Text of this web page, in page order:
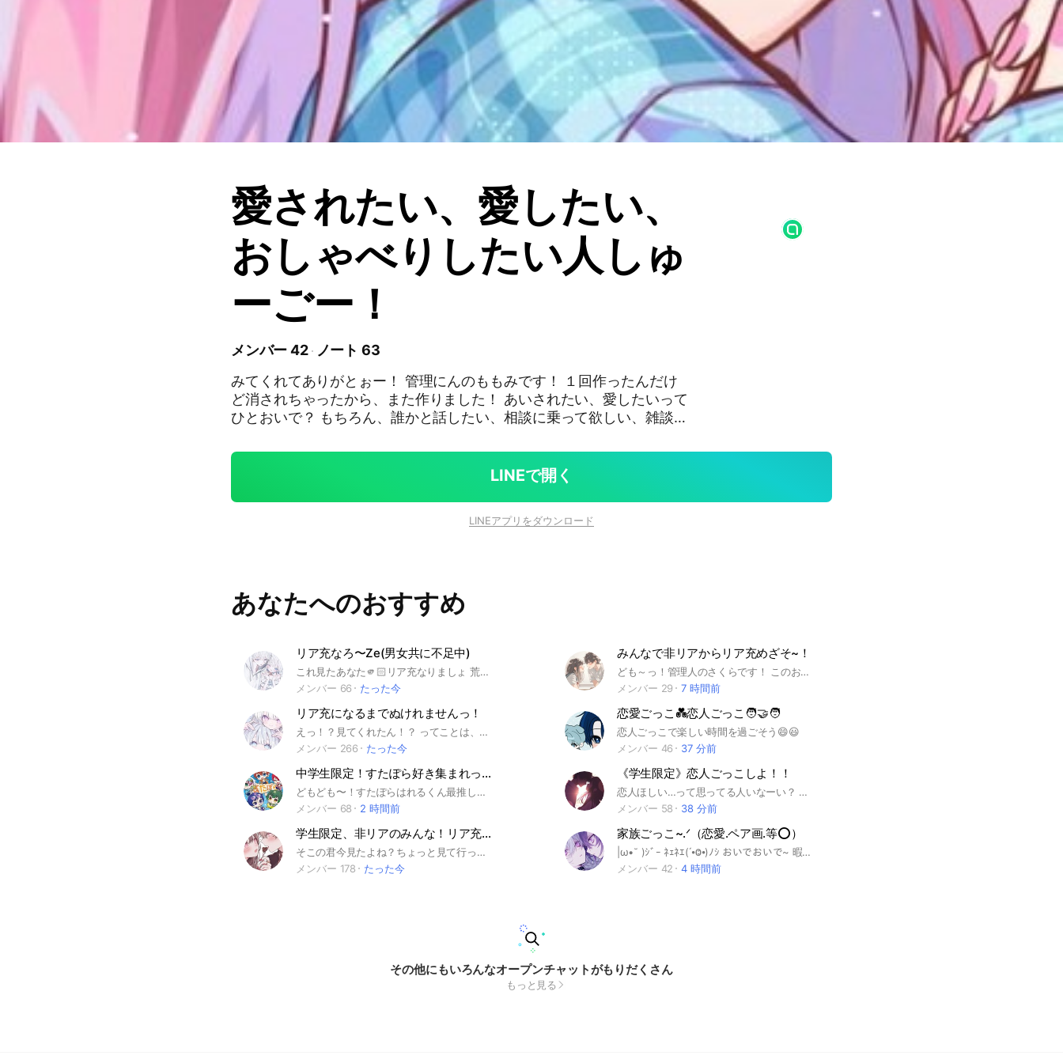
愛されたい、愛したい、
おしゃべりしたい人しゅ
ーごー！
メンバー 42
ノート 63
みてくれてありがとぉー！ 管理にんのももみです！ １回作ったんだけ
ど消されちゃったから、また作りました！ あいされたい、愛したいって
ひとおいで？ もちろん、誰かと話したい、相談に乗って欲しい、雑談し
重も大大大歓迎！ 望むなら、ライトもやるよー！ 体験〇だから、気軽
に来てね！ 即抜けは、なるべく、やめて欲しいな、、 親バレとかは仕
LINEで開く
LINEアプリをダウンロード
あなたへのおすすめ
リア充なろ〜Ze(男女共に不足中)
これ見たあなた🫵🏻リア充なりましょ 荒らさなければ大体OK ライトはほぼ毎日する予定
メンバー 66
たった今
みんなで非リアからリア充めざそ~！
ども～っ！管理人のさくらです！ このおぷでリア充ならない っ？！ このおぷではみんなで雑談したり恋バナしたりしてリア充目指 すおぷだよ～っ！ ペア画したい人もおいで~！ とにかく！みんなおいで~！中で待ってるね！
メンバー 29
7 時間前
リア充になるまでぬけれませんっ！
えっ！？見てくれたん！？ ってことは、リア充なりなりたいひとっ！？私たちと、一緒にリア充めざそー！ 相談も、もちろんOK！！ それと、ここちゃんと付き合えるよ！ルーレットできめれるし！ かもぉーん！ まってるよー！最後まで見てくれたら入ってくれねっ！？ 承認めっちゃ早いよ笑笑笑笑
メンバー 266
たった今
恋愛ごっこ💑恋人ごっこ🧑‍🤝‍🧑
恋人ごっこで楽しい時間を過ごそう😄😃
メンバー 46
37 分前
中学生限定！すたぽら好き集まれっ！！！ 蒼穹会傘下
どもども〜！すたぽらはれるくん最推しだけれど箱推しのれのんです！！ 入る前に、ここの説明を最後までよく読んで下さい！！！！！ れのんは同担さんとか全然大歓迎ですのでたくさん語りましょ！！ でも同担拒否さん注意です！ 他にも、相談とか、雑談とか、イラスト見せ合いとか、色々色々やっていきます！！ ここでのルール！！ アイコンは公式様や他の方が描いたイラスト等でなければなんでもいいです！ですが不快に思う方がいる場合は、アイコン変更をお願いするかもしれません！ 公式ルールは守りましょう！（これ大事！！） （すたぽら公式アイコンフレームや自分が持っているグッズの写真等のアイコンは大丈夫です！！） 名前は 例:ゆうな 等でお願いします！ 例:れる組のあんな 等、すたぽらメンバー様のお名前等が入っているお名前はやめて下さい！！！！ （絵文字は大丈夫です！） 暴言、荒らし、下ネタ禁止！！見つけた場合強制退会まで進んでしまう可能性があります！ タメ口OK！ 呼び捨てで呼んでも大丈夫か教えてくれると嬉しいです！（呼び捨てで呼ぶことが多いので…） 入っていいのは中学生のみ！ここ大事！ 見る専とか聞く専（？）OKです！ 高浮上さんも低浮上さんもすたぽら様を推しているならじゃんじゃん来て！！！ サブトークルームに入ってもOK！でもメイントークルームには入ること！ あ、男女関係ないからみんな入っていいよ！ 自己紹介は入ったらできるだけすぐに書いてください！ノートにです！ あとれのんは参加承認が早かったり遅かったり不安定なので把握よろです！遅くても怒らないで… （れのんが部活の時は副官の方が代わりに承認してくれます！！部活とかで難しいことあるかもだけれど！） 個人情報は、自分のも他の人のもの晒しちゃダメ！！これ絶対！！ ここまで読んでくれたあなたは人間の鏡！！ ぜひ入ってね！！ 作成日 2024-7-27 #すたぽら #同担歓迎 #同担拒否注意 #Coe. #Relu #如月ゆう #くに #こったろ #中学生 #推し #雑談
メンバー 68
2 時間前
《学生限定》恋人ごっこしよ！！
恋人ほしい…って思ってる人いなーい？ このオプに入ったら恋人ができちゃうかも？！ 荒らし、即抜け、無言抜け、下ネタ は禁止❌ たくさん話してくれる人募集！ 入って恋人つくっちゃお！ 今なら古参確定！中で待ってるね〜
メンバー 58
38 分前
学生限定、非リアのみんな！リア充になるぞー！
そこの君今見たよね？ちょっと見て行ってほしいな(´｡✪ω✪｡ ` ) リア充になりたいと思わないかい？ 思う人は、入るべき、今なら古参にもなれるぞ、 荒らしは回れ右だよ 詳しい説明は入ってからするね じゃぁオプで待ってるよ #恋人ごっこ#非リア#リア充#雑談#歌枠#学生限定
メンバー 178
たった今
家族ごっこ~.ᐟ（恋愛.ペア画.等⭕️）
|ω•˘ )ｼﾞｰ ﾈｪﾈｴ( ́⦁‎‎‎‎‎‎Ⱉ⦁)ﾉｼ おいでおいで~ 暇人さ〜ん.僕達の家族になろーよ .ᐟ 爆速承認.ᐟ（多分） 遅くなったらすみません 承認は早めだから.ᐟ入っておいで.ᐟ 初期アイコン と 実写アイコンは ダメだよ.ᐟ 初心者さん 中級者さん 上級者さんでも 大歓迎 .ᐟ 男の子 と 女の子 じゃんじゃん カモン.ᐟ.ᐟ 男の子の 人数が少ないから 沢山 来て欲しいな .ᐟ‪ ここまで 見てくれたの.ᐣ.ᐟ 嬉しい ありがと そんな 君には 合言葉 あげちゃう.ᐟ 合言葉 は 「素敵な家族」だよ.ᐟ 合言葉が合ってなかっり、名前が変(未定以外)だったらリクエスト削除させて頂きます.ᐟ‪ あ、そうだ アイコンが初期のものだったり、現実の画像とかだったら、承認されにくいから、覚えといてね.ᐟ‪ んじゃ. 詳しい事は 中で .ᐟ さっ.入って入って~ 𓂃𓈒 ❅ * 創設日 𓂃𓈒 ❅ * ２〇２６.１／４𓂃⟡.· ‪𓂃𓈒 ☽︎︎·̩͙ 記念日 𓂃 𓈒𓏸⋆͛☽.ﾟ １／６ １０人 達成.ᐟ 🗝 #家族ごっこ #家族 #恋愛 #ライト #恋バナ #楽しい #簡単 #ペア画 #雑談 #ライブトーク #男子 #女子 #男子少ない #爆速承認 #承認制 #承認早め
メンバー 42
4 時間前
その他にもいろんなオープンチャットがもりだくさん
もっと見る